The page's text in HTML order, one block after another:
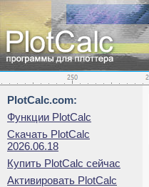
PlotCalc.com:
Функции PlotCalc
Скачать PlotCalc
2026.06.18
Купить PlotCalc сейчас
Активировать PlotCalc